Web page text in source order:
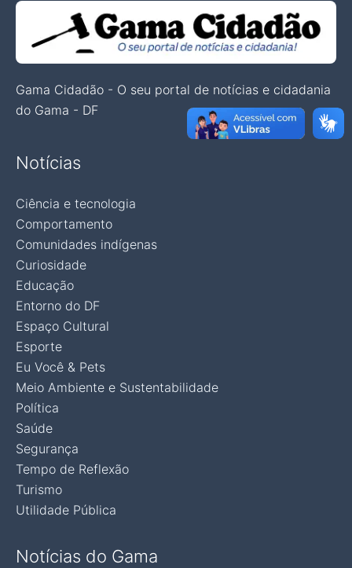
Gama Cidadão - O seu portal de notícias e cidadania
do Gama - DF
Notícias
Ciência e tecnologia
Comportamento
Comunidades indígenas
Curiosidade
Educação
Entorno do DF
Espaço Cultural
Esporte
Eu Você & Pets
Meio Ambiente e Sustentabilidade
Política
Saúde
Segurança
Tempo de Reflexão
Turismo
Utilidade Pública
Notícias do Gama